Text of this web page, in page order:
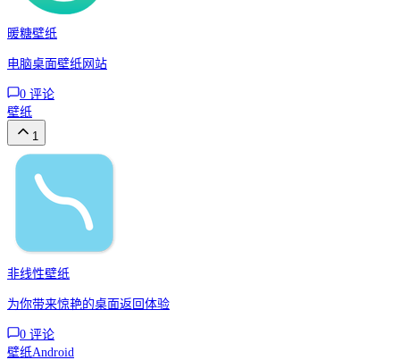
暖糖壁纸
电脑桌面壁纸网站
0 评论
壁纸
1
非线性壁纸
为你带来惊艳的桌面返回体验
0 评论
壁纸Android